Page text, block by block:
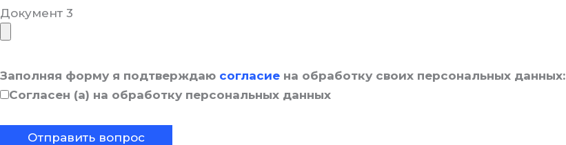
Документ 3
Заполняя форму я подтверждаю согласие на обработку своих персональных данных:
Согласен (а) на обработку персональных данных